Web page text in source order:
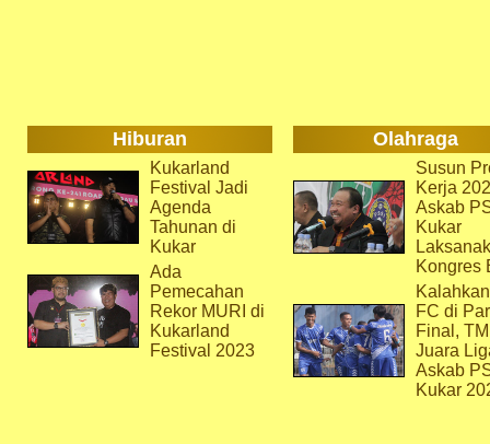
Hiburan Olahraga
Kukarland
Festival Jadi
Agenda
Tahunan di
Kukar
Ada
Pemecahan
Rekor MURI di
Kukarland
Festival 2023
Susun
Kerja
Askab
Kukar
Kongres
FC di
Final,
Juara
Askab
Kukar